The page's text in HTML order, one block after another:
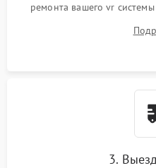
ремонта вашего vr
3.